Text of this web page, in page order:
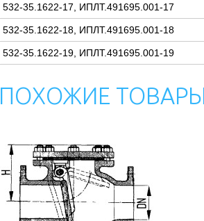
532-35.1622-17, ИПЛТ.491695.001-17
532-35.1622-18, ИПЛТ.491695.001-18
532-35.1622-19, ИПЛТ.491695.001-19
ПОХОЖИЕ